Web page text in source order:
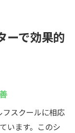
ーで効果的
フスクールに相応
います。このシ